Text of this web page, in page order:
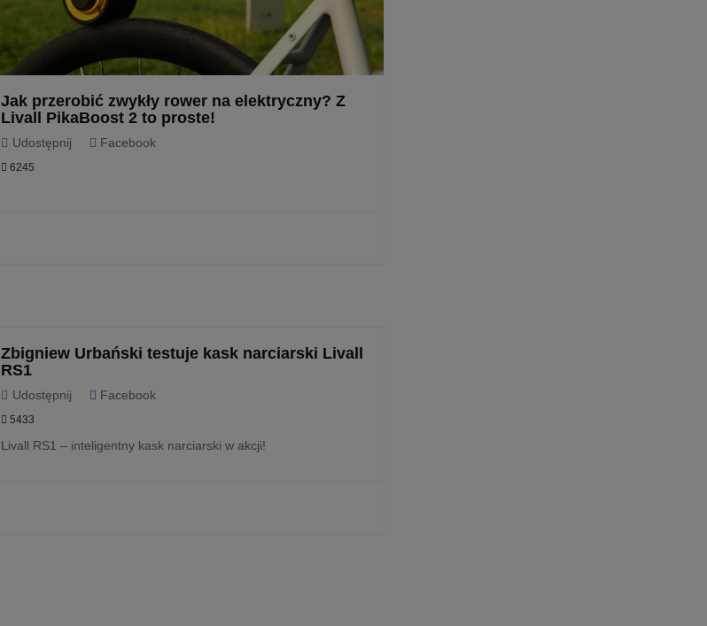
Jak przerobić zwykły rower na elektryczny? Z
Livall PikaBoost 2 to proste!
Udostępnij Facebook
6245
Zbigniew Urbański testuje kask narciarski Livall
RS1
Udostępnij Facebook
5433
Livall RS1 – inteligentny kask narciarski w akcji!